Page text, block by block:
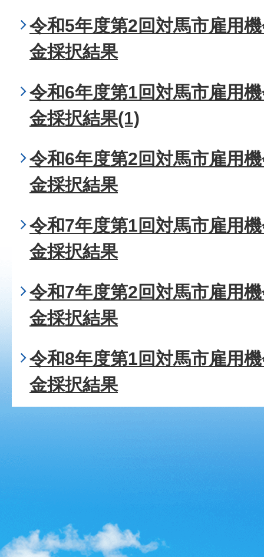
令和5年度第2回対馬市雇用
金採択結果
令和6年度第1回対馬市雇用
金採択結果(1)
令和6年度第2回対馬市雇用
金採択結果
令和7年度第1回対馬市雇用
金採択結果
令和7年度第2回対馬市雇用
金採択結果
令和8年度第1回対馬市雇用
金採択結果